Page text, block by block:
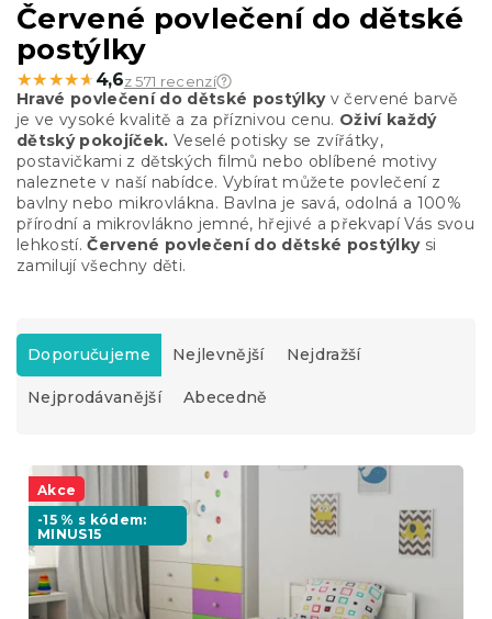
Červené povlečení do dětské
postýlky
★★★★★
★★★★★ 4,6z 571 recenzí
Hravé povlečení do dětské postýlkyv červené barvě
je ve vysoké kvalitě a za příznivou cenu. Oživí každý
dětský pokojíček. Veselé potisky se zvířátky,
postavičkami z dětských filmů nebo oblíbené motivy
naleznete v naší nabídce. Vybírat můžete povlečení z
bavlny nebo mikrovlákna. Bavlna je savá, odolná a 100%
přírodní a mikrovlákno jemné, hřejivé a překvapí Vás svou
lehkostí.Červené povlečení do dětské postýlky si
zamilují všechny děti.
Ř
z
e
p
d
u
k
Doporučujeme Nejlevnější Nejdražší
Nejprodávanější Abecedně
p
p
Akce
-15 % s kódem:
MINUS15